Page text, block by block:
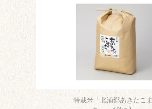
特栽米「北浦郷あきたこま